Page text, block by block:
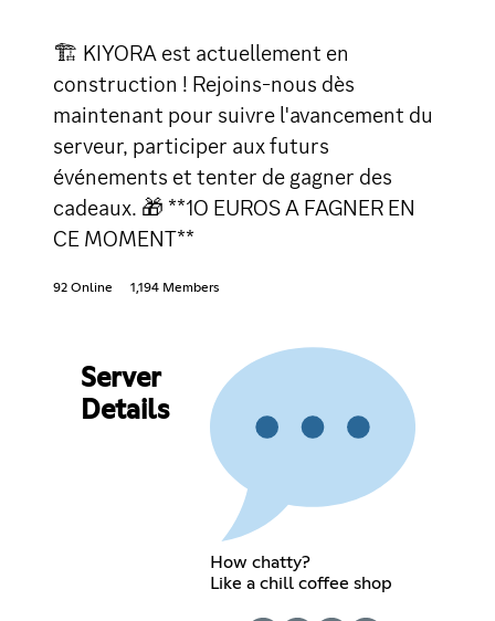
🏗 KIYORA est actuellement en
construction ! Rejoins-nous dès
maintenant pour suivre l'avancement du
serveur, participer aux futurs
événements et tenter de gagner des
cadeaux. 🎁 **1O EUROS A FAGNER EN
CE MOMENT**
92 Online 1,194 Members
Server
Details
How chatty?
Like a chill coffee shop